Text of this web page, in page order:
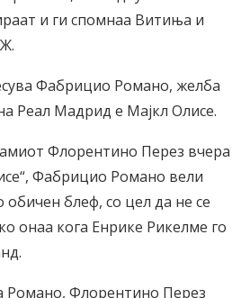
и ги спомнаа Витиња и
Фабрицио Романо, желба
Реал Мадрид е Мајкл Олисе.
Флорентино Перез вчера
Фабрицио Романо вели
блеф, со цел да не се
онаа кога Енрике Рикелме го
Романо, Флорентино Перез